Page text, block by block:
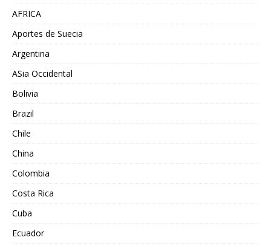
AFRICA
Aportes de Suecia
Argentina
ASia Occidental
Bolivia
Brazil
Chile
China
Colombia
Costa Rica
Cuba
Ecuador